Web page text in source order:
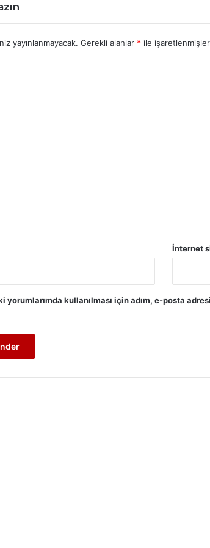
yayınlanmayacak. Gerekli alanlar * ile
İnternet
yorumlarımda kullanılması için adım, e-posta